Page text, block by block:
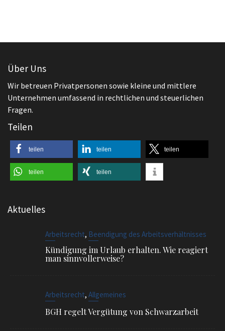
Fragen.
teilen
Aktuelles
Arbeitsrecht,Beendigung des Arbeitsverhältnisses
Kündigung im Urlaub erhalten. Wie reagiert
BGH regelt Vergütung von Schwarzarbeit
Muss der Arbeitgeber ein Praktikum
vergüten?